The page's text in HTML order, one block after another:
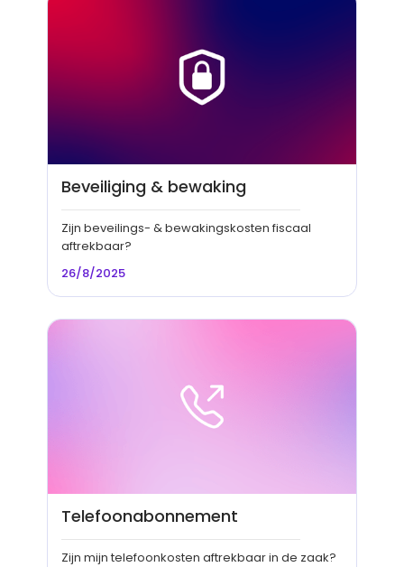
Beveiliging & bewaking
Zijn beveilings- & bewakingskosten fiscaal
aftrekbaar?
26/8/2025
Telefoonabonnement
Zijn mijn telefoonkosten aftrekbaar in de zaak?